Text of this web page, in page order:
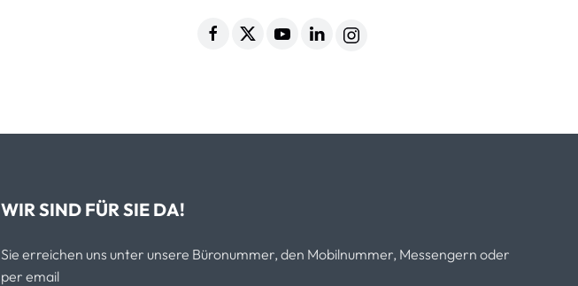
WIR SIND FÜR SIE DA!
Sie erreichen uns unter unsere Büronummer, den Mobilnummer, Messengern oder
per email